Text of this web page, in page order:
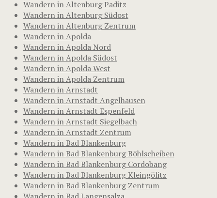
Wandern in Altenburg Paditz
Wandern in Altenburg Südost
Wandern in Altenburg Zentrum
Wandern in Apolda
Wandern in Apolda Nord
Wandern in Apolda Südost
Wandern in Apolda West
Wandern in Apolda Zentrum
Wandern in Arnstadt
Wandern in Arnstadt Angelhausen
Wandern in Arnstadt Espenfeld
Wandern in Arnstadt Siegelbach
Wandern in Arnstadt Zentrum
Wandern in Bad Blankenburg
Wandern in Bad Blankenburg Böhlscheiben
Wandern in Bad Blankenburg Cordobang
Wandern in Bad Blankenburg Kleingölitz
Wandern in Bad Blankenburg Zentrum